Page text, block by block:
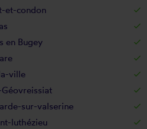
et-condon
en Bugey
ville
sur-valserine
luthézieu